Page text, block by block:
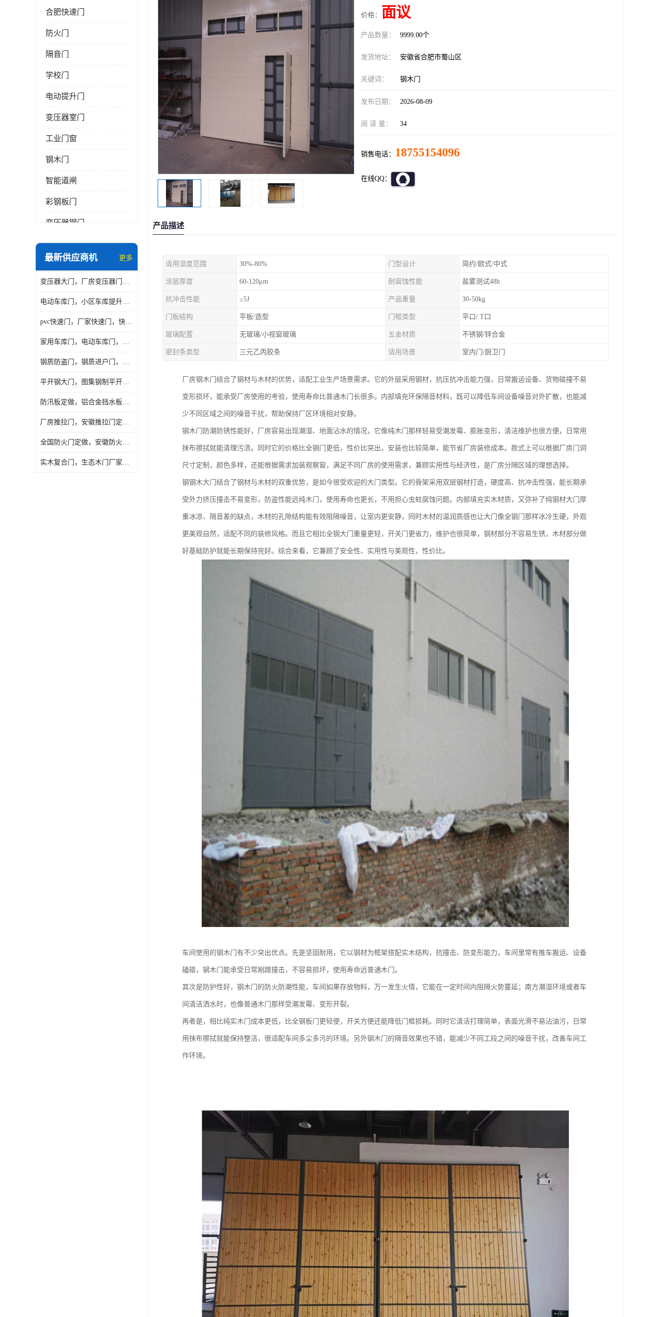
合肥快速门
防火门
隔音门
学校门
电动提升门
变压器室门
工业门窗
钢木门
智能道闸
彩钢板门
变压器钢门
非标门
抗爆门
快速门
最新供应商机 更多
变压器大门，厂房变压器门，配电所钢大门，变压器室钢大门
电动车库门，小区车库提升门，安徽提升门厂家，工业滑升门
pvc快速门，厂家快速门，快速卷帘门，感应快速门
家用车库门，电动车库门，车库滑升门，车库门安装
钢质防盗门，钢质进户门，钢质非标门厂家
平开钢大门，图集钢制平开门，厂房平开大门
防汛板定做，铝合金挡水板门，地库挡水板
厂房推拉门，安徽推拉门定做，夹芯板平移大门
全国防火门定做，安徽防火门批发，防火门价格
实木复合门，生态木门厂家，免漆门定做，安徽木门厂家直销
价格： 面议
产品数量： 9999.00个
发货地址： 安徽省合肥市蜀山区
关键词： 钢木门
发布日期： 2026-08-09
阅 读 量： 34
销售电话： 18755154096
在线QQ：
产品描述
适用湿度范围 30%-80% 门型设计 简约/欧式/中式
涂层厚度 60-120μm 耐腐蚀性能 盐雾测试48h
抗冲击性能 ≥5J 产品重量 30-50kg
门板结构 平板/造型 门框类型 平口/ T口
玻璃配置 无玻璃/小视窗玻璃 五金材质 不锈钢/锌合金
密封条类型 三元乙丙胶条 适用场景 室内门/厨卫门
厂房钢木门结合了钢材与木材的优势，适配工业生产场景需求。它的外层采用钢材，抗压抗冲击能力强，日常搬运设备、货物碰撞不易
变形损坏，能承受厂房使用的考验，使用寿命比普通木门长很多。内部填充环保隔音材料，既可以降低车间设备噪音对外扩散，也能减
少不同区域之间的噪音干扰，帮助保持厂区环境相对安静。
钢木门防潮防锈性能好，厂房容易出现潮湿、地面沾水的情况，它像纯木门那样轻易受潮发霉、膨胀变形，清洁维护也很方便，日常用
抹布擦拭就能清理污渍。同时它的价格比全钢门更低，性价比突出，安装也比较简单，能节省厂房装修成本。款式上可以根据厂房门洞
尺寸定制，颜色多样，还能根据需求加装观察窗，满足不同厂房的使用需求，兼顾实用性与经济性，是厂房分隔区域的理想选择。
钢钢木大门结合了钢材与木材的双重优势，是如今很受欢迎的大门类型。它的骨架采用双层钢材打造，硬度高、抗冲击性强，能长期承
受外力挤压撞击不易变形，防盗性能远纯木门，使用寿命也更长，不用担心虫蛀腐蚀问题。内部填充实木材质，又弥补了纯钢材大门厚
重冰凉、隔音差的缺点，木材的孔隙结构能有效阻隔噪音，让室内更安静，同时木材的温润质感也让大门像全钢门那样冰冷生硬，外观
更美观自然，适配不同的装修风格。而且它相比全钢大门重量更轻，开关门更省力，维护也很简单，钢材部分不容易生锈，木材部分做
好基础防护就能长期保持完好。综合来看，它兼顾了安全性、实用性与美观性，性价比。
车间使用的钢木门有不少突出优点。先是坚固耐用，它以钢材为框架搭配实木结构，抗撞击、防变形能力，车间里常有推车搬运、设备
磕碰，钢木门能承受日常剐蹭撞击，不容易损坏，使用寿命远普通木门。
其次是防护性好，钢木门的防火防潮性能，车间如果存放物料，万一发生火情，它能在一定时间内阻隔火势蔓延；南方潮湿环境或者车
间清洁洒水时，也像普通木门那样受潮发霉、变形开裂。
再者是，相比纯实木门成本更低，比全钢板门更轻便，开关方便还能降低门框损耗。同时它清洁打理简单，表面光滑不易沾油污，日常
用抹布擦拭就能保持整洁，很适配车间多尘多污的环境。另外钢木门的隔音效果也不错，能减少不同工段之间的噪音干扰，改善车间工
作环境。